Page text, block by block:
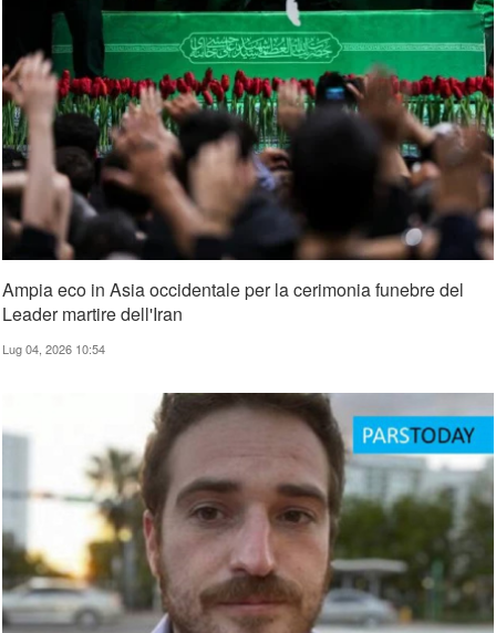
Ampia eco in Asia occidentale per la cerimonia funebre del
Leader martire dell'Iran
Lug 04, 2026 10:54